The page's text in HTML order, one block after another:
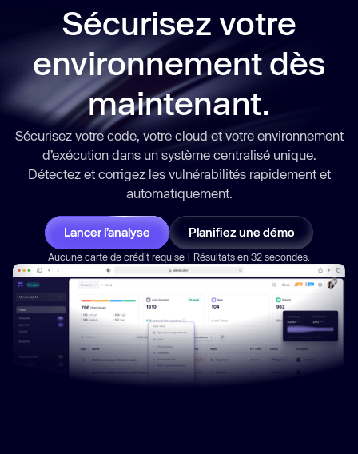
Sécurisez votre
environnement dès
maintenant.
Sécurisez votre code, votre cloud et votre environnement
d’exécution dans un système centralisé unique.
Détectez et corrigez les vulnérabilités rapidementet
automatiquement.
Lancer l’analyse Planifiez une démo
Aucune carte de crédit requise | Résultats en 32 secondes.